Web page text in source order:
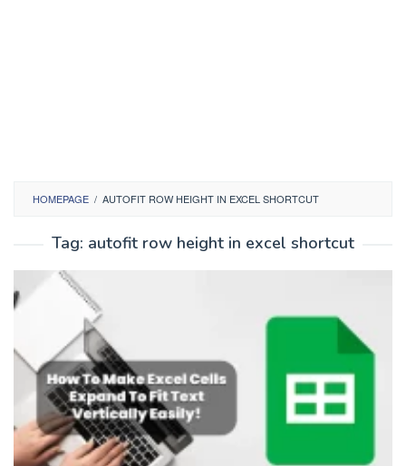
HOMEPAGE / AUTOFIT ROW HEIGHT IN EXCEL SHORTCUT
Tag: autofit row height in excel shortcut